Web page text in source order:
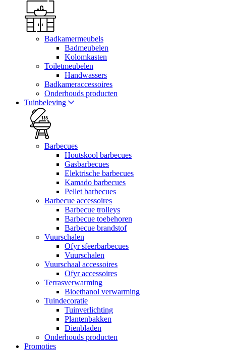
Badkamermeubels
Badmeubelen
Kolomkasten
Toiletmeubelen
Handwassers
Badkameraccessoires
Onderhouds producten
Tuinbeleving
Barbecues
Houtskool barbecues
Gasbarbecues
Elektrische barbecues
Kamado barbecues
Pellet barbecues
Barbecue accessoires
Barbecue trolleys
Barbecue toebehoren
Barbecue brandstof
Vuurschalen
Ofyr sfeerbarbecues
Vuurschalen
Vuurschaal accessoires
Ofyr accessoires
Terrasverwarming
Bioethanol verwarming
Tuindecoratie
Tuinverlichting
Plantenbakken
Dienbladen
Onderhouds producten
Promoties